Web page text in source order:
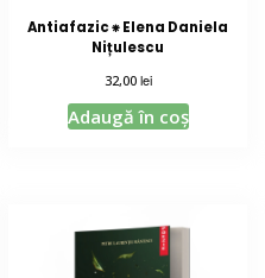
Antiafazic ⁕ Elena Daniela
Nițulescu
32,00 lei
Adaugă în coș